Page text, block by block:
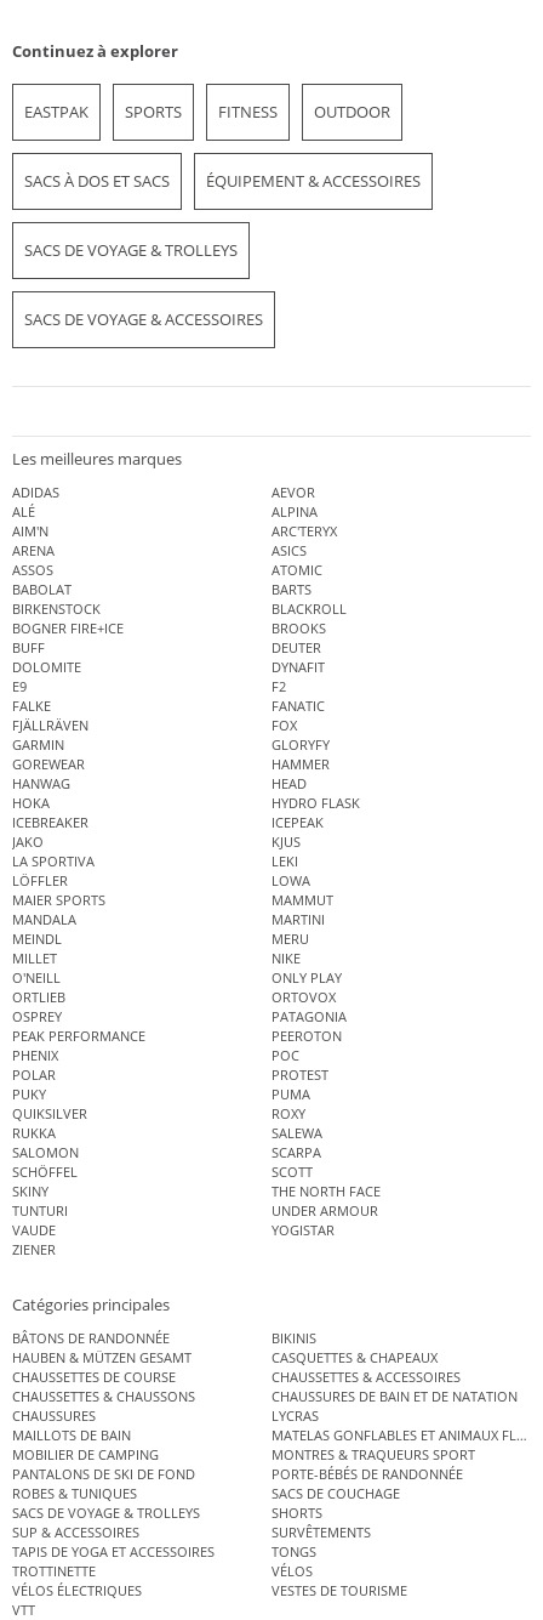
Continuez à explorer
EASTPAK SPORTS FITNESS OUTDOOR
SACS À DOS ET SACS ÉQUIPEMENT & ACCESSOIRES
SACS DE VOYAGE & TROLLEYS
SACS DE VOYAGE & ACCESSOIRES
Les meilleures marques
ADIDAS
AEVOR
ALÉ
ALPINA
AIM'N
ARC'TERYX
ARENA
ASICS
ASSOS
ATOMIC
BABOLAT
BARTS
BIRKENSTOCK
BLACKROLL
BOGNER FIRE+ICE
BROOKS
BUFF
DEUTER
DOLOMITE
DYNAFIT
E9
F2
FALKE
FANATIC
FJÄLLRÄVEN
FOX
GARMIN
GLORYFY
GOREWEAR
HAMMER
HANWAG
HEAD
HOKA
HYDRO FLASK
ICEBREAKER
ICEPEAK
JAKO
KJUS
LA SPORTIVA
LEKI
LÖFFLER
LOWA
MAIER SPORTS
MAMMUT
MANDALA
MARTINI
MEINDL
MERU
MILLET
NIKE
O'NEILL
ONLY PLAY
ORTLIEB
ORTOVOX
OSPREY
PATAGONIA
PEAK PERFORMANCE
PEEROTON
PHENIX
POC
POLAR
PROTEST
PUKY
PUMA
QUIKSILVER
ROXY
RUKKA
SALEWA
SALOMON
SCARPA
SCHÖFFEL
SCOTT
SKINY
THE NORTH FACE
TUNTURI
UNDER ARMOUR
VAUDE
YOGISTAR
ZIENER
Catégories principales
BÂTONS DE RANDONNÉE
BIKINIS
HAUBEN & MÜTZEN GESAMT
CASQUETTES & CHAPEAUX
CHAUSSETTES DE COURSE
CHAUSSETTES & ACCESSOIRES
CHAUSSETTES & CHAUSSONS
CHAUSSURES DE BAIN ET DE NATATION
CHAUSSURES
LYCRAS
MAILLOTS DE BAIN
MATELAS GONFLABLES ET ANIMAUX
MOBILIER DE CAMPING
MONTRES & TRAQUEURS SPORT
PANTALONS DE SKI DE FOND
PORTE-BÉBÉS DE RANDONNÉE
ROBES & TUNIQUES
SACS DE COUCHAGE
SACS DE VOYAGE & TROLLEYS
SHORTS
SUP & ACCESSOIRES
SURVÊTEMENTS
TAPIS DE YOGA ET ACCESSOIRES
TONGS
TROTTINETTE
VÉLOS
VÉLOS ÉLECTRIQUES
VESTES DE TOURISME
VTT